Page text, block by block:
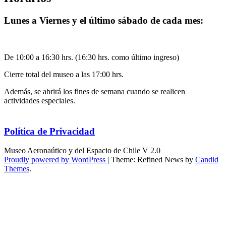
Lunes a Viernes y el último sábado de cada mes:
De 10:00 a 16:30 hrs. (16:30 hrs. como último ingreso)
Cierre total del museo a las 17:00 hrs.
Además, se abrirá los fines de semana cuando se realicen
actividades especiales.
Política de Privacidad
Museo Aeronaútico y del Espacio de Chile V 2.0
Proudly powered by WordPress | Theme: Refined News by Candid
Themes.